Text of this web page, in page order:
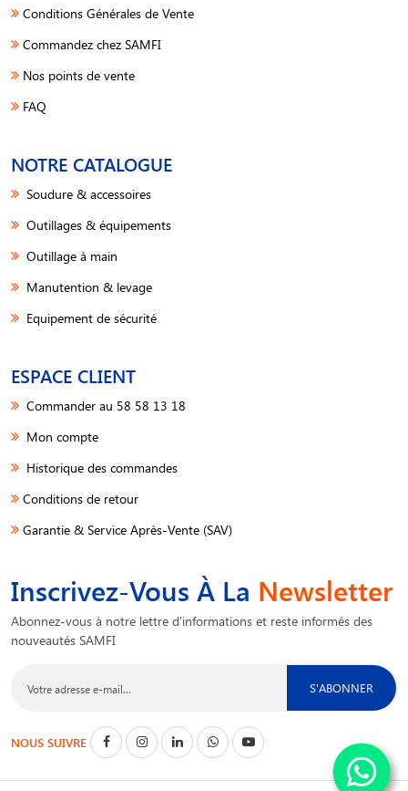
Conditions Générales de Vente
Commandez chez SAMFI
Nos points de vente
FAQ
NOTRE CATALOGUE
Soudure & accessoires
Outillages & équipements
Outillage à main
Manutention & levage
Equipement de sécurité
ESPACE CLIENT
Commander au 58 58 13 18
Mon compte
Historique des commandes
Conditions de retour
Garantie & Service Après-Vente (SAV)
Inscrivez-Vous À La Newsletter
Abonnez-vous à notre lettre d'informations et reste informés des
nouveautés SAMFI
S'ABONNER
NOUS SUIVRE